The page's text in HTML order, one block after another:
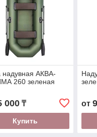
надувная АКВА-
260 зеленая
000₸
Купить
от